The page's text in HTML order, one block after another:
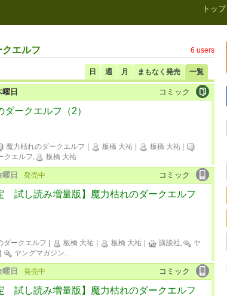
トップ
エルフ 6 users
日 週 月 まもなく発売 一覧
コミック
曜日
ダークエルフ（2）
魔力枯れのダークエルフ 板橋 大祐 板橋 大祐
クエルフ,
板橋 大祐
コミック
曜日 発売中
試し読み増量版】魔力枯れのダークエルフ
ダークエルフ 板橋 大祐 板橋 大祐 講談社,
ヤ
ヤングマガジン...
コミック
曜日 発売中
試し読み増量版】魔力枯れのダークエルフ